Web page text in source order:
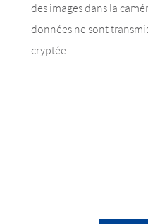
des images dans la
données ne sont
cryptée.